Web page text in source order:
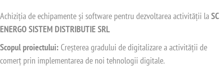
Achiziția de echipamente și software pentru dezvoltarea activității laSC
ENERGO SISTEM DISTRIBUTIE SRL
Scopul proiectului: Creșterea gradului de digitalizare a activității de
comerț prin implementarea de noi tehnologii digitale.